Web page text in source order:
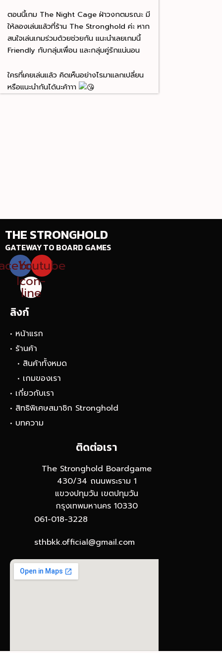
ตอนนี้เกม The Night Cage ฝ่าวงกตมรณะ มี
ให้ลองเล่นแล้วที่ร้าน The Stronghold ค่ะ หาก
สนใจเล่นเกมร่วมด้วยช่วยกัน แนะนำเลยเกมนี้
Friendly กับกลุ่มเพื่อน และกลุ่มคู่รักแน่นอน
ใครที่เคยเล่นแล้ว คิดเห็นอย่างไรมาแลกเปลี่ยน
หรือแนะนำกันได้นะค้าาา
THE STRONGHOLD
GATEWAY TO BOARD GAMES
Youtube
Icon-
line
ลิงก์
• หน้าแรก
• ร้านค้า
• สินค้าทั้งหมด
• เกมของเรา
• เกี่ยวกับเรา
• สิทธิพิเศษสมาชิก Stronghold
• บทความ
ติดต่อเรา
The Stronghold Boardgame
430/34 ถนนพระราม 1
แขวงปทุมวัน เขตปทุมวัน
กรุงเทพมหานคร 10330
061-018-3228
sthbkk.official@gmail.com